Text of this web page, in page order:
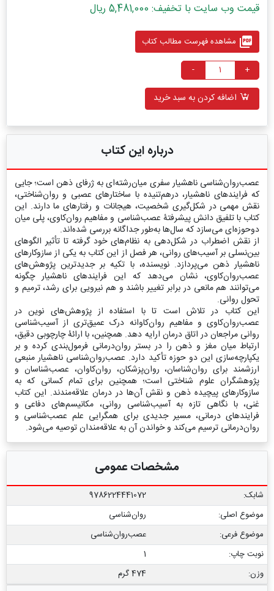
قیمت وب سایت با تخفیف: 5,481,000 ریال
picture_as_pdf مشاهده فهرست مطالب کتاب
+
-
اضافه کردن به سبد خرید
درباره این کتاب
عصب‌روان‌شناسی ناهشیار سفری میان‌رشته‌ای به ژرفای ذهن است؛ جایی
که فرایندهای ناهشیار، درهم‌تنیده با ساختارهای عصبی و روان‌شناختی،
نقش مهمی در شکل‌گیری شخصیت، هیجانات و رفتارهای ما دارند. این
کتاب با تلفیق دانش پیشرفتۀ عصب‌شناسی و مفاهیم روان‌کاوی، پلی میان
دوحوزه‌ای می‌سازد که سال‌ها به‌طور جداگانه بررسی شده‌اند.
از نقش اضطراب در شکل‌دهی به نظام‌های خود گرفته تا تأثیر الگوهای
بین‌نسلی بر آسیب‌های روانی، هر فصل از این کتاب به یکی از سازوکارهای
ناهشیار ذهن می‌پردازد. نویسنده، با تکیه بر جدیدترین پژوهش‌های
عصب‌روان‌کاوی، نشان می‌دهد که این فرایندهای ناهشیار چگونه
می‌توانند هم مانعی در برابر تغییر باشند و هم نیرویی برای رشد، ترمیم و
تحول روانی.
این کتاب در تلاش است تا با استفاده از پژوهش‌های نوین در
عصب‌روان‌کاوی و مفاهیم روان‌کاوانه درک عمیق‌تری از آسیب‌شناسی
روانی مراجعان در اتاق درمان ارایه دهد. همچنین، با ارائۀ چارچوبی دقیق،
ارتباط میان مغز و ذهن را در بستر روان‌درمانی فرمول‌بندی کرده و بر
یکپارچه‌سازی این دو حوزه تأکید دارد. عصب‌روان‌شناسی ناهشیار منبعی
ارزشمند برای روان‌شناسان، روان‌پزشکان، روان‌کاوان، عصب‌شناسان و
پژوهشگران علوم شناختی است؛ همچنین برای تمام کسانی که به
سازوکارهای پیچیده ذهن و نقش آن‌ها در درمان علاقه‌مندند. این کتاب
غنی، با نگاهی تازه به آسیب‌شناسی روانی، مکانیسم‌های دفاعی و
فرایندهای درمانی، مسیر جدیدی برای همگرایی علم عصب‌شناسی و
روان‌درمانی ترسیم می‌کند و خواندن آن به علاقه‌مندان توصیه می‌شود.
مشخصات عمومی
شابک:
9786224441072
موضوع اصلی:
روان‌شناسی
موضوع فرعی:
عصب‏‌روان‏‌شناسی
نوبت چاپ:
1
وزن:
474 گرم